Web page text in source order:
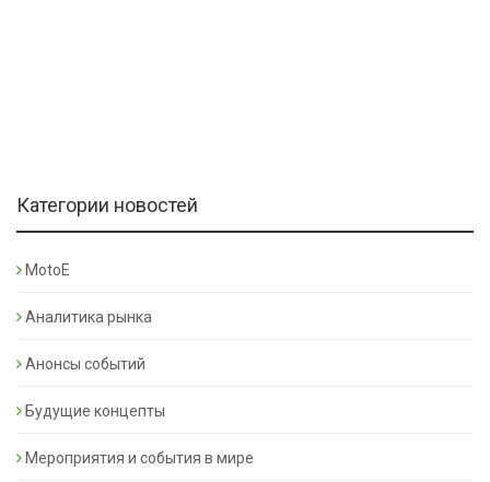
Категории новостей
MotoE
Аналитика рынка
Анонсы событий
Будущие концепты
Мероприятия и события в мире